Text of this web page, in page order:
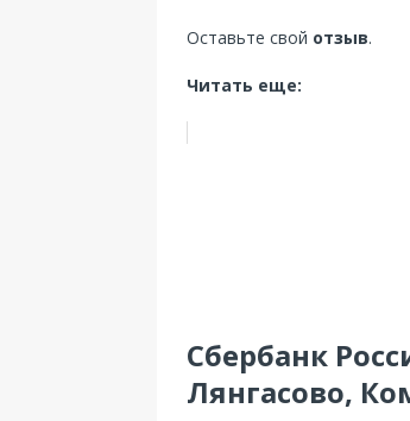
Оставьте свой отзыв.
Читать еще:
Сбербанк
Лянгасово,